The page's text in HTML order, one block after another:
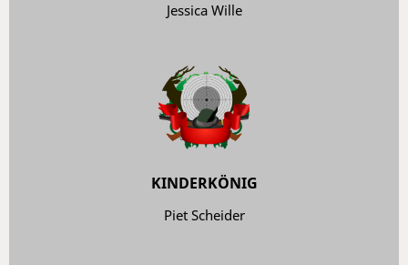
Jessica Wille
KINDERKÖNIG
Piet Scheider